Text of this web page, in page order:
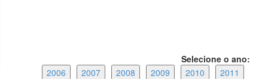
Selecione o ano:
2006
2007 2008 2009 2010
2011